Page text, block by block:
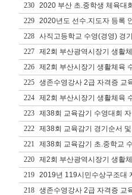
230
2020 부산 초.중학생 체육대
229
2020년도 선수.지도자 등록
228
사직고등학교 수영(경영) 경
227
제2회 부산광역시장기 생활
226
제2회 부산시장기 생활체육
225
생존수영강사 2급 자격증 교
224
제2회 부산시장기 생활체육
223
제38회 교육감기 수영대회
222
제38회 교육감기 경기순서
221
제38회 교육감기 초.중학교
220
제2회 부산광역시장기 생활
219
2019년 119시민수상구조대
218
생존수영강사 2급 자격증 교